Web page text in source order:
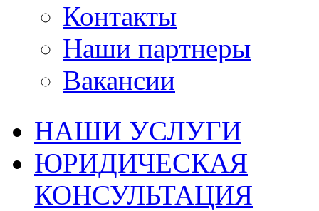
Контакты
Наши партнеры
Вакансии
НАШИ УСЛУГИ
ЮРИДИЧЕСКАЯ
КОНСУЛЬТАЦИЯ